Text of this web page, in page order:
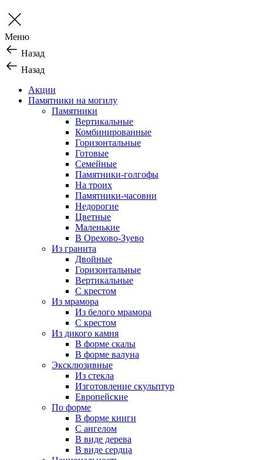
Меню
Назад
Назад
Акции
Памятники на могилу
Памятники
Вертикальные
Комбинированные
Горизонтальные
Готовые
Семейные
Памятники-голгофы
На троих
Памятники-часовни
Недорогие
Цветные
Маленькие
В Орехово-Зуево
Из гранита
Двойные
Горизонтальные
Вертикальные
С крестом
Из мрамора
Из белого мрамора
С крестом
Из дикого камня
В форме скалы
В форме валуна
Эксклюзивные
Из стекла
Изготовление скульптур
Европейские
По форме
В форме книги
С ангелом
В виде дерева
В виде сердца